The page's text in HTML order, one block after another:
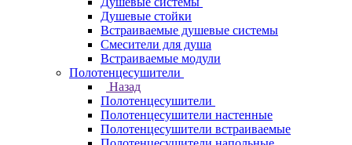
Душевые стойки
Встраиваемые душевые системы
Смесители для душа
Встраиваемые модули
Полотенцесушители
Назад
Полотенцесушители
Полотенцесушители настенные
Полотенцесушители встраиваемые